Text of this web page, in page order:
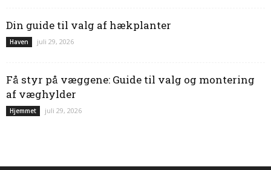
Din guide til valg af hækplanter
Haven juli 29, 2026
Få styr på væggene: Guide til valg og montering
af væghylder
Hjemmet juli 29, 2026